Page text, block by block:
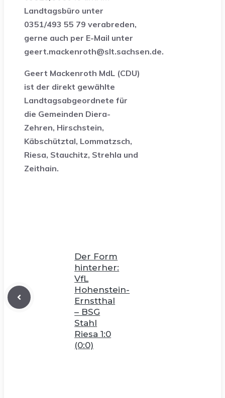
Landtagsbüro unter
0351/493 55 79 verabreden,
gerne auch per E-Mail unter
geert.mackenroth@slt.sachsen.de.
Geert Mackenroth MdL (CDU)
ist der direkt gewählte
Landtagsabgeordnete für
die Gemeinden Diera-
Zehren, Hirschstein,
Käbschütztal, Lommatzsch,
Riesa, Stauchitz, Strehla und
Zeithain.
Der Form
hinterher:
VfL
Hohenstein-
Ernstthal
– BSG
Stahl
Riesa 1:0
(0:0)